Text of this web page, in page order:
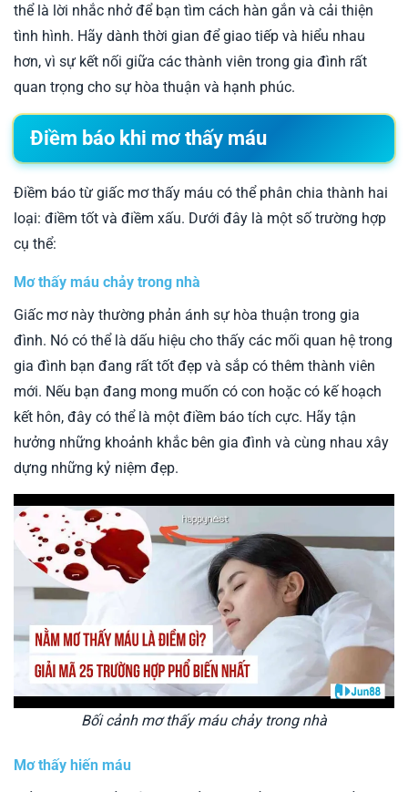
thể là lời nhắc nhở để bạn tìm cách hàn gắn và cải thiện
tình hình. Hãy dành thời gian để giao tiếp và hiểu nhau
hơn, vì sự kết nối giữa các thành viên trong gia đình rất
quan trọng cho sự hòa thuận và hạnh phúc.
Điềm báo khi mơ thấy máu
Điềm báo từ giấc mơ thấy máu có thể phân chia thành hai
loại: điềm tốt và điềm xấu. Dưới đây là một số trường hợp
cụ thể:
Mơ thấy máu chảy trong nhà
Giấc mơ này thường phản ánh sự hòa thuận trong gia
đình. Nó có thể là dấu hiệu cho thấy các mối quan hệ trong
gia đình bạn đang rất tốt đẹp và sắp có thêm thành viên
mới. Nếu bạn đang mong muốn có con hoặc có kế hoạch
kết hôn, đây có thể là một điềm báo tích cực. Hãy tận
hưởng những khoảnh khắc bên gia đình và cùng nhau xây
dựng những kỷ niệm đẹp.
Bối cảnh mơ thấy máu chảy trong nhà
Mơ thấy hiến máu